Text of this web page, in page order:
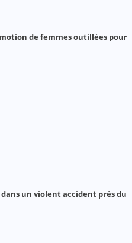
de femmes outillées pour
un violent accident près du